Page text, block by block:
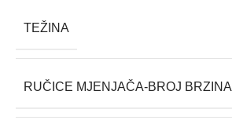
TEŽINA
RUČICE MJENJAČA-BROJ BRZINA